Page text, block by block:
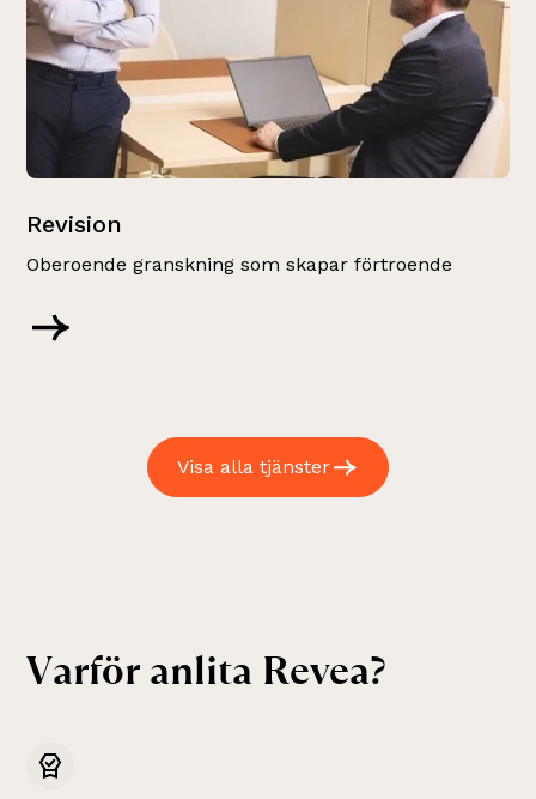
Revision
Oberoende granskning som skapar förtroende
Visa alla tjänster
Varför anlita Revea?